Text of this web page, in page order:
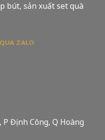
bút, sản xuất set quà
ZALO
Định Công, Q Hoàng